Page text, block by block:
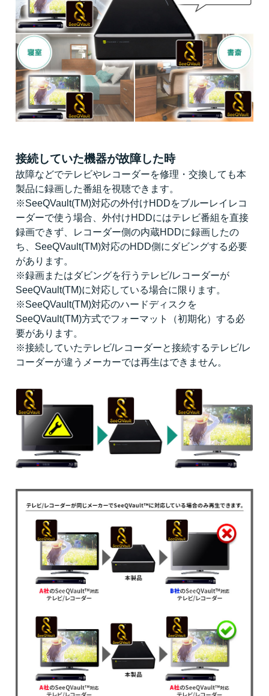
接続していた機器が故障した時
故障などでテレビやレコーダーを修理・交換しても本
製品に録画した番組を視聴できます。
※SeeQVault(TM)対応の外付けHDDをブルーレイレコ
ーダーで使う場合、外付けHDDにはテレビ番組を直接
録画できず、レコーダー側の内蔵HDDに録画したの
ち、SeeQVault(TM)対応のHDD側にダビングする必要
があります。
※録画またはダビングを行うテレビ/レコーダーが
SeeQVault(TM)に対応している場合に限ります。
※SeeQVault(TM)対応のハードディスクを
SeeQVault(TM)方式でフォーマット（初期化）する必
要があります。
※接続していたテレビ/レコーダーと接続するテレビ/レ
コーダーが違うメーカーでは再生はできません。